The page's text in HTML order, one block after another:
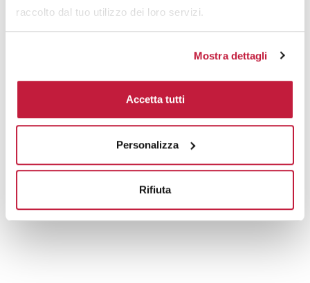
raccolto dal tuo utilizzo dei loro servizi.
Mostra dettagli
Accetta tutti
Personalizza
Rifiuta